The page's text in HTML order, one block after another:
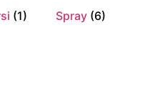
(1) Spray (6)